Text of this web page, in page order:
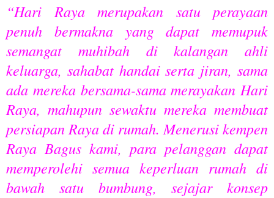
“Hari Raya merupakan satu perayaan
penuh bermakna yang dapat memupuk
semangat muhibah di kalangan ahli
keluarga, sahabat handai serta jiran, sama
ada mereka bersama-sama merayakan Hari
Raya, mahupun sewaktu mereka membuat
persiapan Raya di rumah. Menerusi kempen
Raya Bagus kami, para pelanggan dapat
memperolehi semua keperluan rumah di
bawah satu bumbung, sejajar konsep